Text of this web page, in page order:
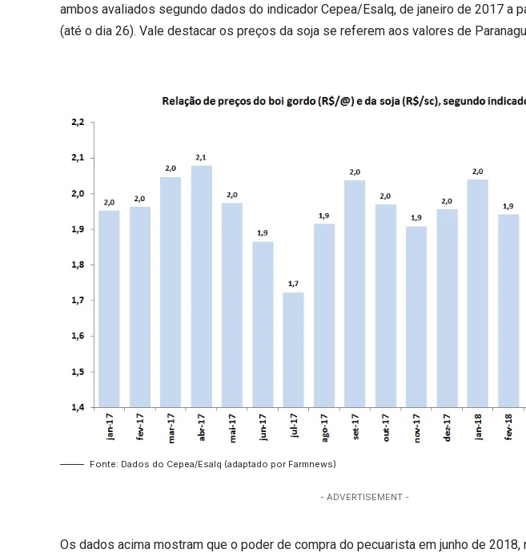
ambos avaliados segundo dados do indicador Cepea/Esalq, de janeiro de 2017 a
(até o dia 26). Vale destacar os preços da soja se referem aos valores de
Fonte: Dados do Cepea/Esalq (adaptado por Farmnews)
- ADVERTISEMENT -
Os dados acima mostram que o poder de compra do pecuarista em junho de 2018,